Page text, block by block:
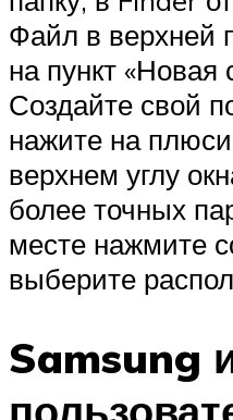
Файл в верхней
на пункт «Новая
Создайте свой
нажите на
верхнем углу
более точных
месте нажмите
выберите
Samsung